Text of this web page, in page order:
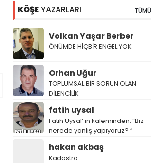
KÖŞEYAZARLARI TÜMÜ
Volkan Yaşar Berber
ÖNÜMDE HİÇBİR ENGEL YOK
Orhan Uğur
TOPLUMSAL BİR SORUN OLAN
DİLENCİLİK
fatih uysal
Fatih Uysal’ ın kaleminden: “Biz
nerede yanlış yapıyoruz? ”
hakan akbaş
Kadastro